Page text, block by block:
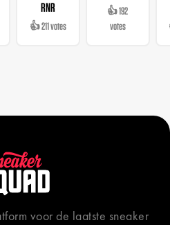
RNR
👍 211 votes
👍 192
votes
voor de laatste sneaker